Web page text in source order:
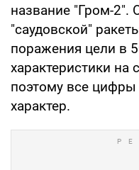
название "Гром-2".
"саудовской"
поражения цели в
характеристики на
поэтому все
характер.